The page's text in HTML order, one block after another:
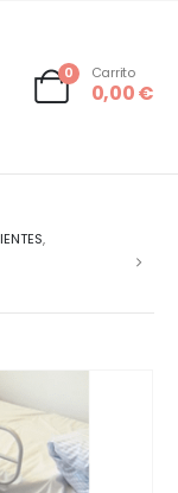
0 Carrito
0,00€
,